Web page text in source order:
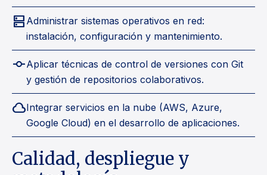
dns Administrar sistemas operativos en red:
instalación, configuración y mantenimiento.
commitAplicar técnicas de control de versiones con Git
y gestión de repositorios colaborativos.
cloudIntegrar servicios en la nube (AWS, Azure,
Google Cloud) en el desarrollo de aplicaciones.
Calidad, despliegue y